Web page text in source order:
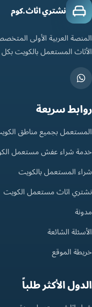
نشتري اثاث.كوم
المنصة العربية الأولى
الأثاث المستعمل بالكويت
روابط سريعة
المستعمل بجميع مناطق
خدمة شراء عفش مستعمل
شراء المستعمل بالكويت
نشتري اثاث مستعمل الكويت
مدونة
الأسئلة الشائعة
خريطة الموقع
الدول الأكثر طلباً